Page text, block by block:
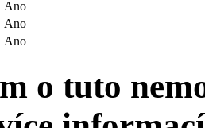
Ano
Ano
Ano
o tuto